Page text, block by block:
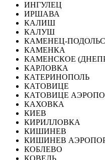
ИНГУЛЕЦ
ИРШАВА
КАЛИШ
КАЛУШ
КАМЕНЕЦ-
КАМЕНКА
КАМЕНСКОЕ
КАРЛОВКА
КАТЕРИНОПОЛЬ
КАТОВИЦЕ
КАТОВИЦЕ
КАХОВКА
КИЕВ
КИРИЛЛОВКА
КИШИНЕВ
КИШИНЕВ
КОБЛЕВО
КОВЕЛЬ